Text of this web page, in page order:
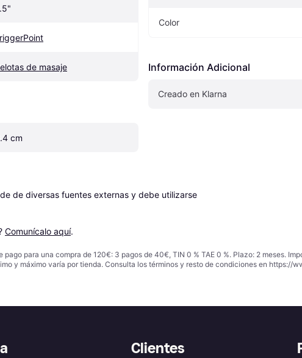
de masaje
cm
Color
Información Adicional
Creado en Klarna
de diversas fuentes externas y debe utilizarse
Comunícalo aquí.
para una compra de 120€: 3 pagos de 40€, TIN 0 % TAE 0 %. Plazo: 2 meses.
y máximo varía por tienda. Consulta los términos y resto de condiciones en https://
Clientes